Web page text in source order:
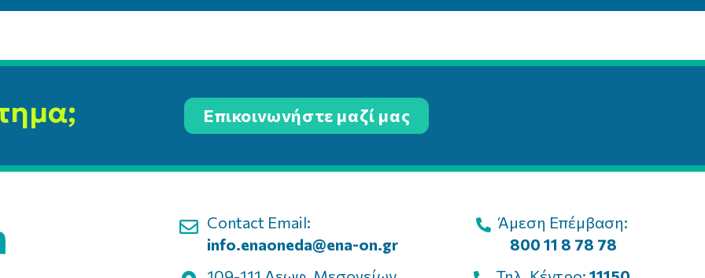
Επικοινωνήστε μαζί μας
Contact Email:
info.enaoneda@ena-on.gr
Άμεση Επέμβαση:
800 11 8 78 78